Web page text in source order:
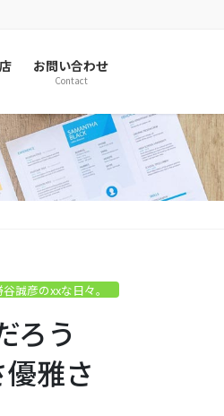
お問い合わせ
Contact
谷誠彦のxxな日々。
ろう
雅さ